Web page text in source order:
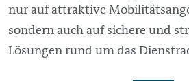
nur auf attraktive
sondern auch auf sichere und
Lösungen rund um das